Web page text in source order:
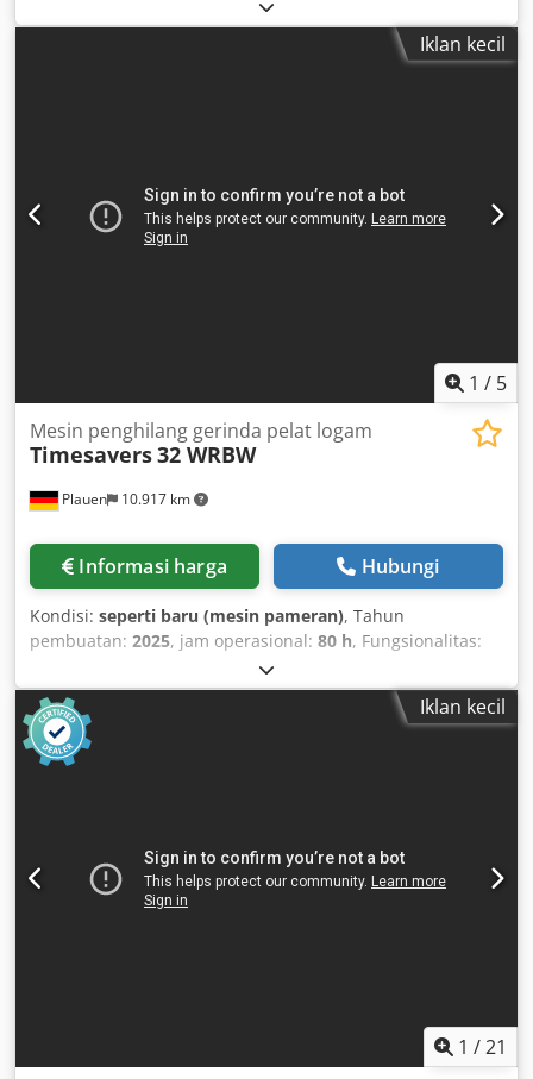
3000mm/1500mm/90mm, load capacity per pallet: 1500kg,
number of storage locations: 86 units. Payload: 15kN,Iklan kecil
1 / 5
Plauen 10.917 km
Mesin penghilang gerinda pelat logam
Timesavers32 WRBW
Informasi harga Hubungi
Kondisi: seperti baru (mesin pameran), Tahun
pembuatan: 2025, jam operasional: 80 h, Fungsionalitas:
, nomor mesin/kendaraan:
lebar kerja:1.100 mm, ketebalan pelat baja (maks.):100
mm, Mesin Pengolah Tepi Timesavers 32 WRBW - Mesin
demonstrasi, tahun pembuatan 2025 - Meja vakum untuk
pemrosesan campuran material - Pembersihan meja
debu Dcodpfx Aaeytr Hnjrsk - Instalasi dan pelatihan oleh
teknisi servis internal
Iklan kecil
1 /21